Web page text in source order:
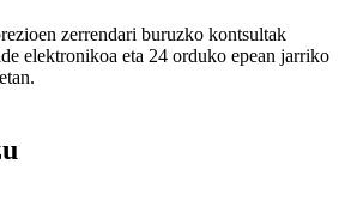
zerrendari buruzko kontsultak
elektronikoa eta 24 orduko epean jarriko